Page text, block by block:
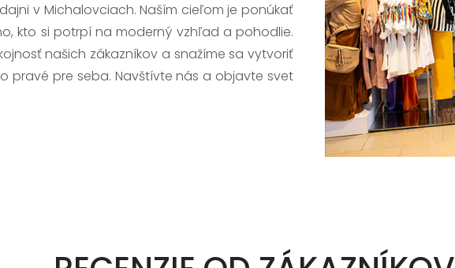
v Michalovciach. Naším cieľom je ponúkať
kto si potrpí na moderný vzhľad a pohodlie.
našich zákazníkov a snažíme sa vytvoriť
pravé pre seba. Navštívte nás a objavte svet